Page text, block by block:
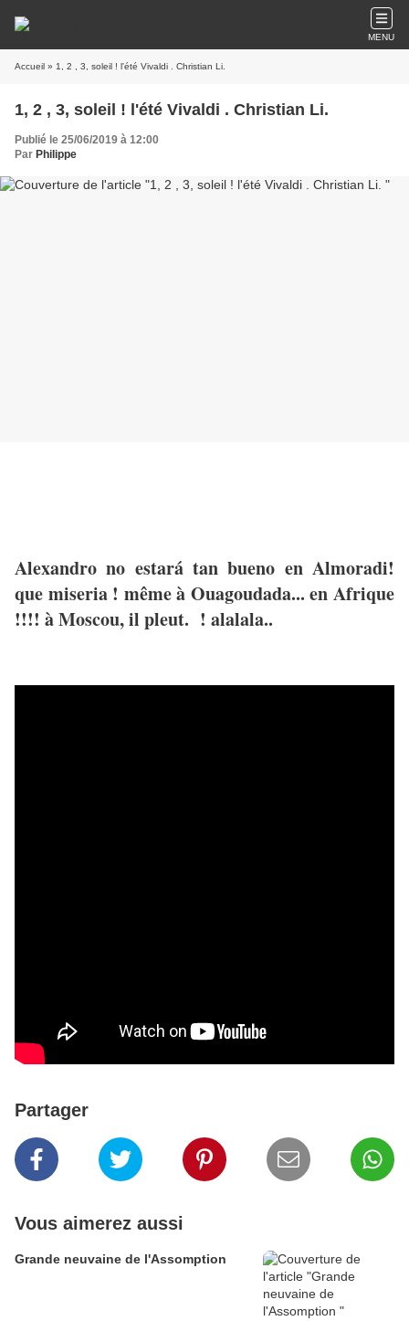
MENU
Accueil » 1, 2 , 3, soleil ! l'été Vivaldi . Christian Li.
1, 2 , 3, soleil ! l'été Vivaldi . Christian Li.
Publié le 25/06/2019 à 12:00
Par Philippe
Alexandro no estará tan bueno en Almoradi!
que miseria ! même à Ouagoudada... en Afrique
!!!! à Moscou, il pleut. ! alalala..
Partager
Vous aimerez aussi
Grande neuvaine de l'Assomption